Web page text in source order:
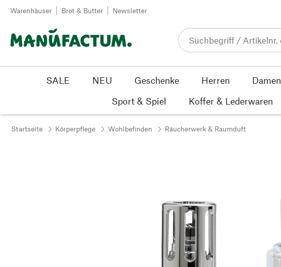
Zum Inhalt springen
Warenhäuser Brot & Butter Newsletter
SALE NEU Geschenke Herren Damen
Sport & Spiel
Koffer & Lederwaren
Startseite Körperpflege Wohlbefinden Räucherwerk & Raumduft